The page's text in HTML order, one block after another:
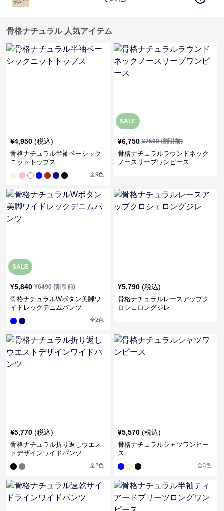
骨格ナチュラル 人気アイテム
¥4,950 (税込)
骨格ナチュラル半袖ベーシック
ニットトップス
全9色
SALE
¥6,750 ¥7500(割引前)
骨格ナチュラルラウンドネック
ノースリーブワンピース
SALE
¥5,840 ¥6490(割引前)
骨格ナチュラルWボタン美脚ワ
イドレックデニムパンツ
全2色
¥5,790 (税込)
骨格ナチュラルレースアップク
ロシェロングジレ
¥5,770 (税込)
骨格ナチュラル折り返しウエス
トデザインワイドパンツ
全2色
¥5,570 (税込)
骨格ナチュラルシャツワンピー
ス
全3色